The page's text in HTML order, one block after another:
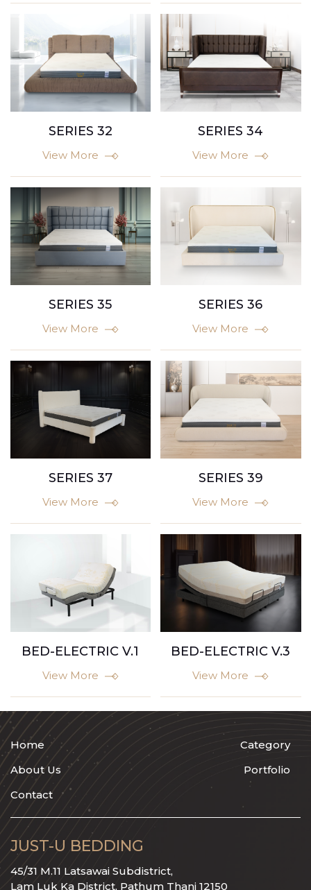
SERIES 32
View More
SERIES 34
View More
SERIES 35
View More
SERIES 36
View More
SERIES 37
View More
SERIES 39
View More
BED-ELECTRIC V.1
View More
BED-ELECTRIC V.3
View More
Home
Category
About Us
Portfolio
Contact
JUST-U BEDDING
45/31 M.11 Latsawai Subdistrict,
Lam Luk Ka District, Pathum Thani 12150